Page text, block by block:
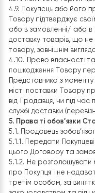
адресу Покупця.
4.5. Продавець може
доставки Товару на
Покупця із
надіслання листа на
оформленні
магазину.
4.6. Зобов’язання
виконаними з
його рахунок.
4.7. Розрахунки між
здійснюються
магазину в розділі
4.8. При отриманні
присутності
перевірити
характеристикам